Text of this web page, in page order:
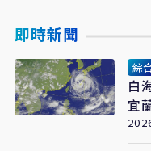
即時新聞
綜
白
宜